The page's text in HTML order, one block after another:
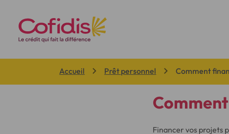
Vous êtes ici:
Accueil Prêt personnel Comment
Financer vos projets